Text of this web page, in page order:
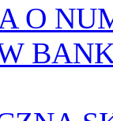
O